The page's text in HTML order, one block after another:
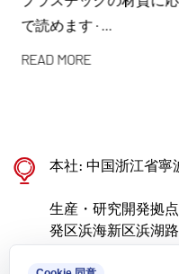
質プラスチック用に8
全自動生産ラインを
い改質プラスチック
造で世界的に認めら
標に、分野を超えて
革新とブランド開発
り組んでいます。
で読めます · ...
READ MORE
本社: 中国浙江省寧
生産・研究開発拠
発区浜海新区浜湖
kxpv@kxpv.com